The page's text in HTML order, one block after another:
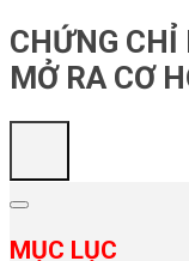
CHỨNG
MỞ RA CƠ
MỤC LỤC